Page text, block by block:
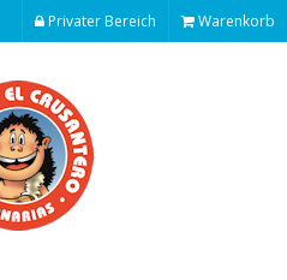
Privater Bereich Warenkorb